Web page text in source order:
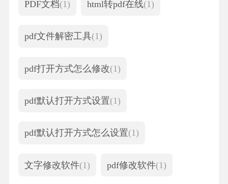
PDF文档(1) html转pdf在线(1)
pdf文件解密工具(1)
pdf打开方式怎么修改(1)
pdf默认打开方式设置(1)
pdf默认打开方式怎么设置(1)
文字修改软件(1) pdf修改软件(1)